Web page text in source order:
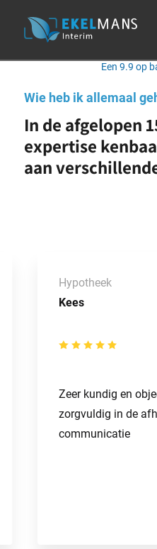
Wie heb ik allemaal
In de afgelopen
expertise
aan
9.9
Een 9.9 op
Kees
Hypotheek
Zeer kundig en
zorgvuldig in de
communicatie